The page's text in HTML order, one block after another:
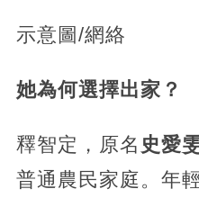
示意圖/網絡
她為何選擇出家？
釋智定，原名 史愛
普通農民家庭。年